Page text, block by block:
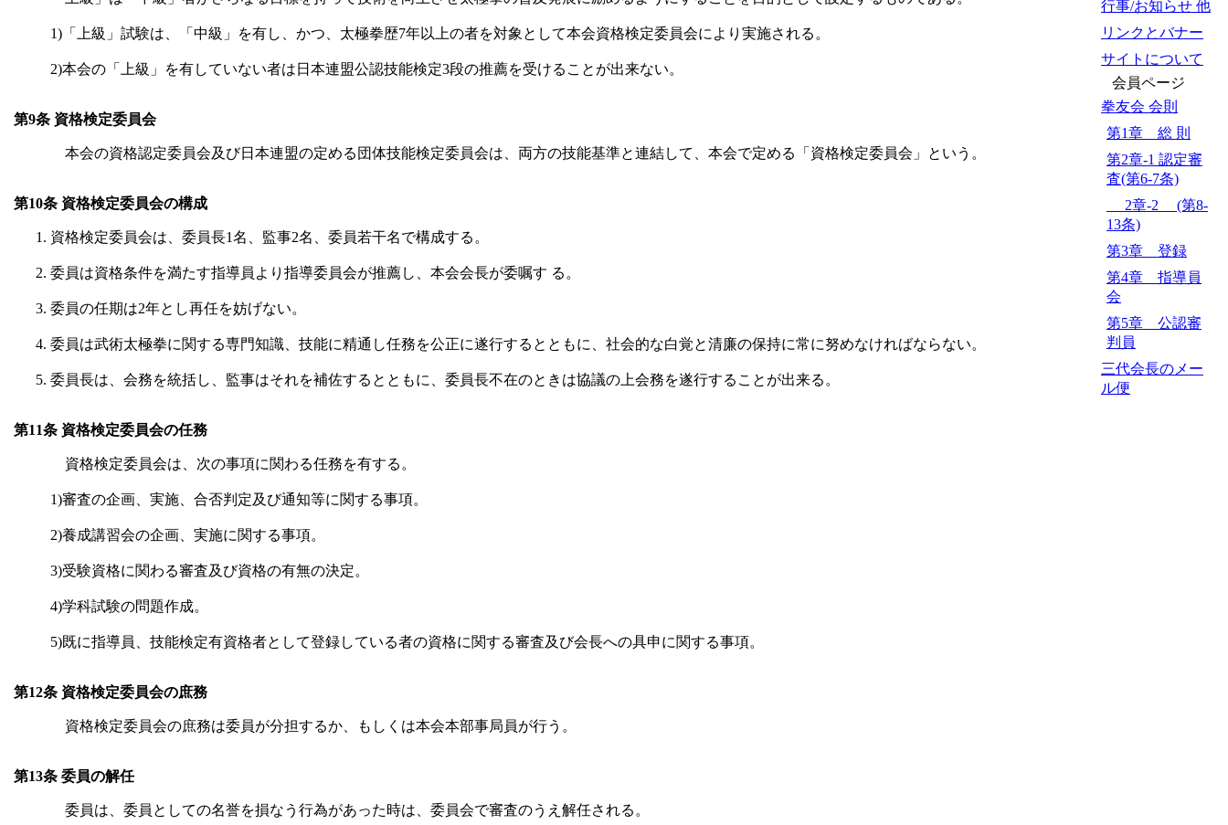
1)「上級」試験は、「中級」を有し、かつ、太極拳歴7年以上の者を対象として本会資格検定委員会により実施される。
2)本会の「上級」を有していない者は日本連盟公認技能検定3段の推薦を受けることが出来ない。
第9条 資格検定委員会
本会の資格認定委員会及び日本連盟の定める団体技能検定委員会は、両方の技能基準と連結して、本会で定める「資格検定委員会」という。
第10条 資格検定委員会の構成
資格検定委員会は、委員長1名、監事2名、委員若干名で構成する。
委員は資格条件を満たす指導員より指導委員会が推薦し、本会会長が委嘱す る。
委員の任期は2年とし再任を妨げない。
委員は武術太極拳に関する専門知識、技能に精通し任務を公正に遂行するとともに、社会的な白覚と清廉の保持に常に努めなければならない。
委員長は、会務を統括し、監事はそれを補佐するとともに、委員長不在のときは協議の上会務を遂行することが出来る。
第11条 資格検定委員会の任務
資格検定委員会は、次の事項に関わる任務を有する。
1)審査の企画、実施、合否判定及び通知等に関する事項。
2)養成講習会の企画、実施に関する事項。
3)受験資格に関わる審査及び資格の有無の決定。
4)学科試験の問題作成。
5)既に指導員、技能検定有資格者として登録している者の資格に関する審査及び会長への具申に関する事項。
第12条 資格検定委員会の庶務
資格検定委員会の庶務は委員が分担するか、もしくは本会本部事局員が行う。
第13条 委員の解任
委員は、委員としての名誉を損なう行為があった時は、委員会で審査のうえ解任される。
行事/お知らせ 他
リンクとバナー
サイトについて
会員ページ
拳友会 会則
第1章 総 則
第2章-1 認定審
査(第6-7条)
2章-2 (第8-
13条)
第3章 登録
第4章 指導員
会
第5章 公認審
判員
三代会長のメー
ル便